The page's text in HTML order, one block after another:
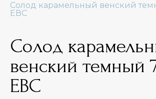
Солод карамельный венский
ЕВС
Солод
венский темный
ЕВС